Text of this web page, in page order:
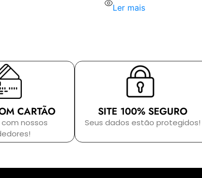
Ler mais
CARTÃO
nossos
SITE 100% SEGURO
Seus dados estão protegidos!